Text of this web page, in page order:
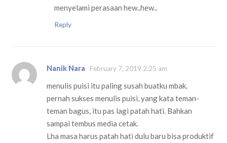
menyelami perasaan hew..hew..
Reply
Nanik Nara February 7, 2019 2:25 am
menulis puisi itu paling susah buatku mbak.
pernah sukses menulis puisi, yang kata teman-
teman bagus, itu pas lagi patah hati. Bahkan
sampai tembus media cetak.
Lha masa harus patah hati dulu baru bisa produktif